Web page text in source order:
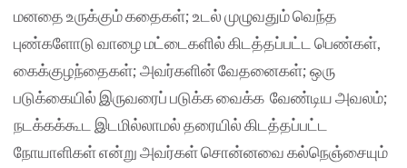
மனதை உருக்கும் கதைகள்; உடல் முழுவதும் வெந்த
புண்களோடு வாழை மட்டைகளில் கிடத்தப்பட்ட பெண்கள்,
கைக்குழந்தைகள்; அவர்களின் வேதனைகள்; ஒரு
படுக்கையில் இருவரைப் படுக்க வைக்க வேண்டிய அவலம்;
நடக்கக்கூட இடமில்லாமல் தரையில் கிடத்தப்பட்ட
நோயாளிகள் என்று அவர்கள் சொன்னவை கல்நெஞ்சையும்